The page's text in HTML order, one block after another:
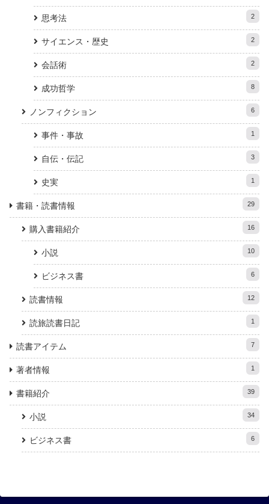
思考法 2
サイエンス・歴史 2
会話術 2
成功哲学 8
ノンフィクション 6
事件・事故 1
自伝・伝記 3
史実 1
書籍・読書情報 29
購入書籍紹介 16
小説 10
ビジネス書 6
読書情報 12
読旅読書日記 1
読書アイテム 7
著者情報 1
書籍紹介 39
小説 34
ビジネス書 6